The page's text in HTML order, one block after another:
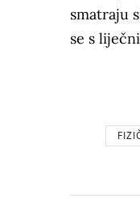
smatraju
se s